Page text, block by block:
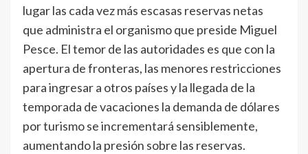
lugar las cada vez más escasas reservas netas
que administra el organismo que preside Miguel
Pesce. El temor de las autoridades es que con la
apertura de fronteras, las menores restricciones
para ingresar a otros países y la llegada de la
temporada de vacaciones la demanda de dólares
por turismo se incrementará sensiblemente,
aumentando la presión sobre las reservas.